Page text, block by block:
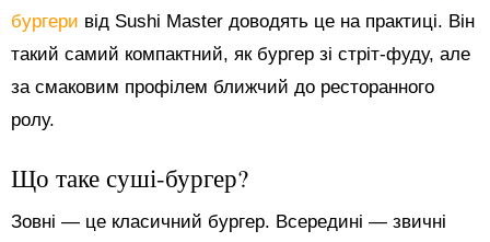
бургери від Sushi Master доводять це на практиці. Він
такий самий компактний, як бургер зі стріт-фуду, але
за смаковим профілем ближчий до ресторанного
ролу.
Що таке суші-бургер?
Зовні — це класичний бургер. Всередині — звичні